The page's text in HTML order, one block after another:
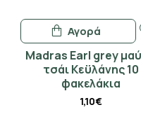
Madras Earl grey
τσάι Κεϋλάνης 10
φακελάκια
1,10€
Αγορά